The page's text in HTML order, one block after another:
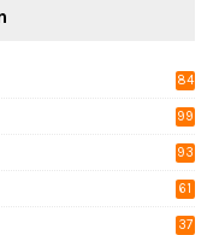
84
99
93
61
37